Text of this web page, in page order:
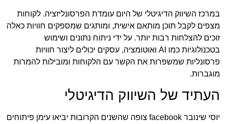
במרכז השיווק הדיגיטלי של היום עומדת הפרסונליזציה. לקוחות
מצפים לקבל תוכן מותאם אישית, ומותגים שמספקים חוויות כאלה
זוכים להצלחות רבות יותר. על ידי ניתוח נתונים ושימוש
בטכנולוגיות כמו AI ואוטומציה, עסקים יכולים ליצור חוויות
פרסונליות שמשפרות את הקשר עם הלקוחות ומובילות להמרות
מוגברות.
העתיד של השיווק הדיגיטלי
יוסי שינובר facebook
צופה שהשנים הקרובות יביאו עימן פיתוחים